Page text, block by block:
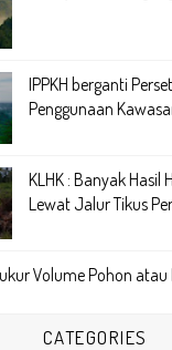
IPPKH berganti
Penggunaan
KLHK : Banyak Hasil
Lewat Jalur Tikus
Volume Pohon atau
CATEGORIES